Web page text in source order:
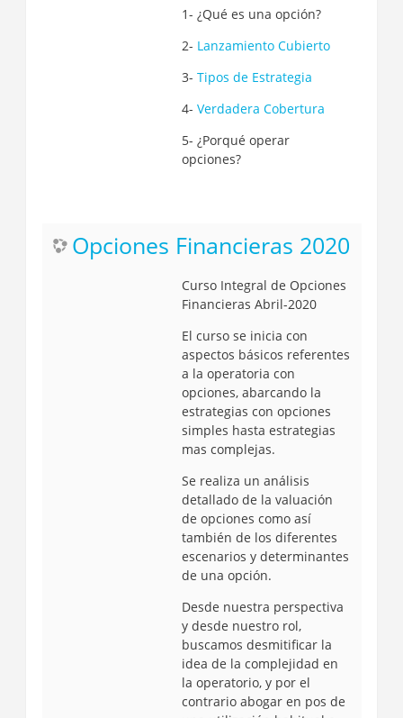
1- ¿Qué es una opción?
2- Lanzamiento Cubierto
3- Tipos de Estrategia
4- Verdadera Cobertura
5- ¿Porqué operar
opciones?
Opciones Financieras 2020
Curso Integral de Opciones
Financieras Abril-2020
El curso se inicia con
aspectos básicos referentes
a la operatoria con
opciones, abarcando la
estrategias con opciones
simples hasta estrategias
mas complejas.
Se realiza un análisis
detallado de la valuación
de opciones como así
también de los diferentes
escenarios y determinantes
de una opción.
Desde nuestra perspectiva
y desde nuestro rol,
buscamos desmitificar la
idea de la complejidad en
la operatorio, y por el
contrario abogar en pos de